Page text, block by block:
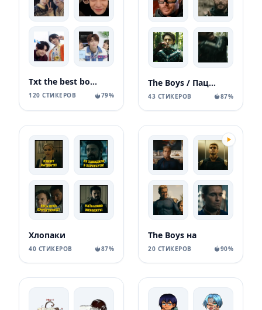
Txt the best boys!!^^
120 СТИКЕРОВ 79%
The Boys / Пацаны
43 СТИКЕРОВ 87%
Хлопаки
40 СТИКЕРОВ 87%
The Boys на
20 СТИКЕРОВ 90%